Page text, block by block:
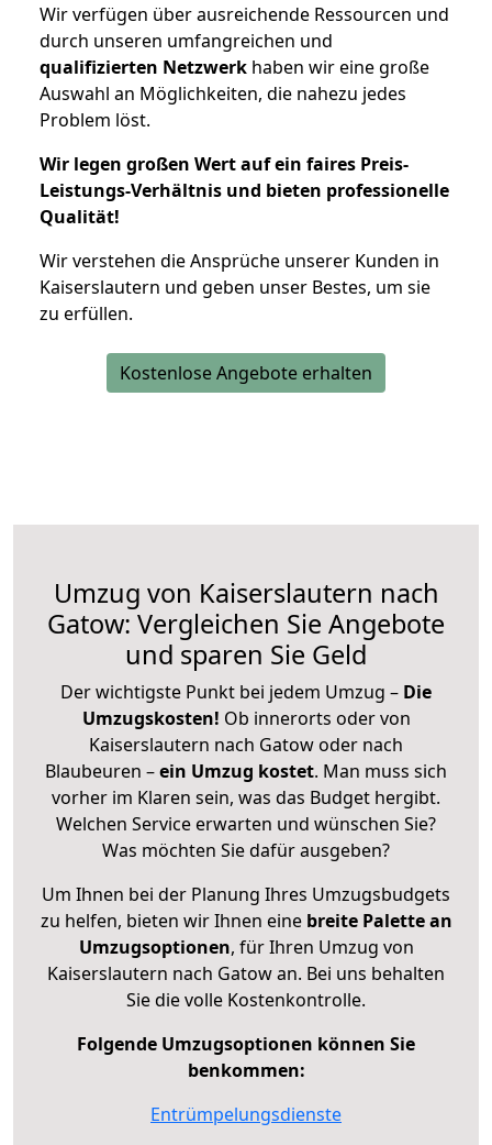
Wir verfügen über ausreichende Ressourcen und
durch unseren umfangreichen und
qualifizierten Netzwerk haben wir eine große
Auswahl an Möglichkeiten, die nahezu jedes
Problem löst.
Wir legen großen Wert auf ein faires Preis-
Leistungs-Verhältnis und bieten professionelle
Qualität!
Wir verstehen die Ansprüche unserer Kunden in
Kaiserslautern und geben unser Bestes, um sie
zu erfüllen.
Kostenlose Angebote erhalten
Umzug von Kaiserslautern nach
Gatow: Vergleichen Sie Angebote
und sparen Sie Geld
Der wichtigste Punkt bei jedem Umzug – Die
Umzugskosten! Ob innerorts oder von
Kaiserslautern nach Gatow oder nach
Blaubeuren –ein Umzug kostet. Man muss sich
vorher im Klaren sein, was das Budget hergibt.
Welchen Service erwarten und wünschen Sie?
Was möchten Sie dafür ausgeben?
Um Ihnen bei der Planung Ihres Umzugsbudgets
zu helfen, bieten wir Ihnen eine breite Palette an
Umzugsoptionen, für Ihren Umzug von
Kaiserslautern nach Gatow an. Bei uns behalten
Sie die volle Kostenkontrolle.
Folgende Umzugsoptionen können Sie
benkommen:
Entrümpelungsdienste